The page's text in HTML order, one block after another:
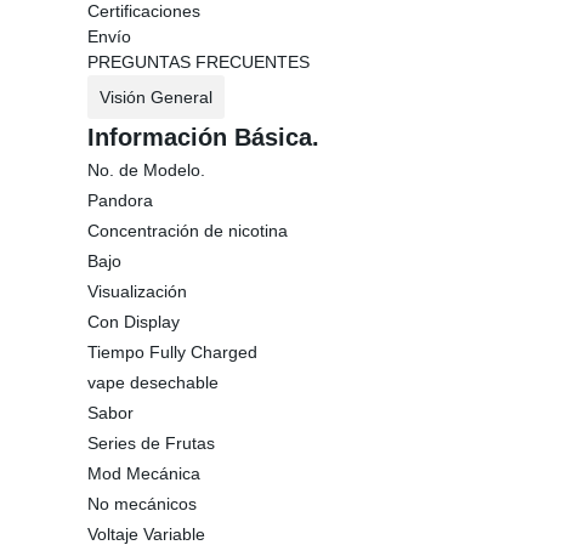
Certificaciones
Envío
PREGUNTAS FRECUENTES
Visión General
Información Básica.
No. de Modelo.
Pandora
Concentración de nicotina
Bajo
Visualización
Con Display
Tiempo Fully Charged
vape desechable
Sabor
Series de Frutas
Mod Mecánica
No mecánicos
Voltaje Variable